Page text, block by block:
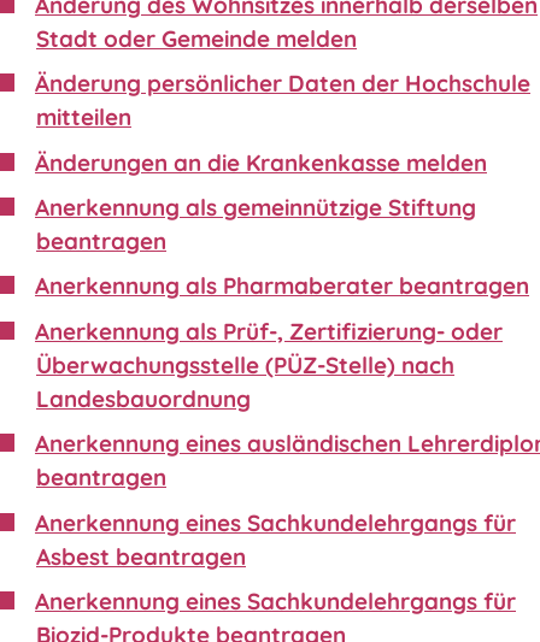
Stadt oder Gemeinde melden
Änderung persönlicher Daten der Hochschule
mitteilen
Änderungen an die Krankenkasse melden
Anerkennung als gemeinnützige Stiftung
beantragen
Anerkennung als Pharmaberater beantragen
Anerkennung als Prüf-, Zertifizierung- oder
Überwachungsstelle (PÜZ-Stelle) nach
Landesbauordnung
Anerkennung eines ausländischen
beantragen
Anerkennung eines Sachkundelehrgangs für
Asbest beantragen
Anerkennung eines Sachkundelehrgangs für
Biozid-Produkte beantragen